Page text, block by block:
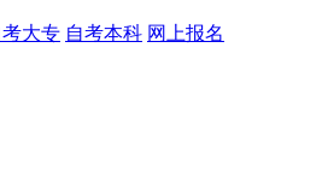
考大专 自考本科 网上报名